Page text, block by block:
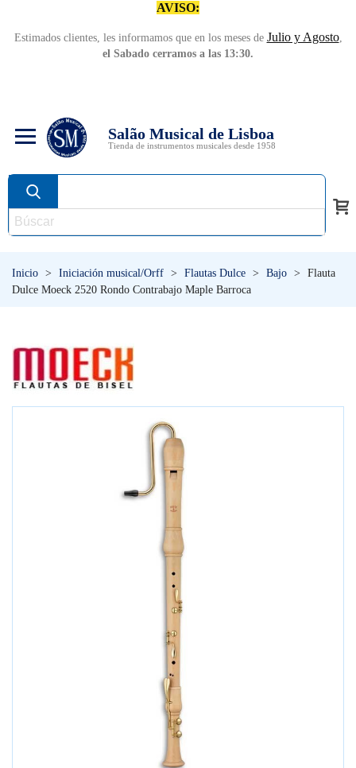
AVISO:
Estimados clientes, les informamos que en los meses de Julio y Agosto,
el Sabado cerramos a las 13:30.
Salão Musical de Lisboa
Tienda de instrumentos musicales desde 1958
Inicio > Iniciación musical/Orff > Flautas Dulce > Bajo >
Flauta
Dulce Moeck 2520 Rondo Contrabajo Maple Barroca